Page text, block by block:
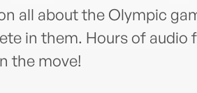
all about the Olympic
in them. Hours of audio
the move!